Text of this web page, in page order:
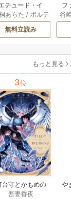
チュード・イ
ザ・ルーム[Blu
Mellow] 7巻
あらた / ボルテ
ージ
無料立読み
フ
～
ア
谷
もっと見る
3位
台守とかもめの
子
吾妻香夜
や